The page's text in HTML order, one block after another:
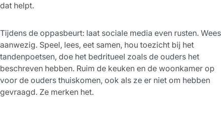
dat helpt.
Tijdens de oppasbeurt: laat sociale media even rusten. Wees
aanwezig. Speel, lees, eet samen, hou toezicht bij het
tandenpoetsen, doe het bedritueel zoals de ouders het
beschreven hebben. Ruim de keuken en de woonkamer op
voor de ouders thuiskomen, ook als ze er niet om hebben
gevraagd. Ze merken het.